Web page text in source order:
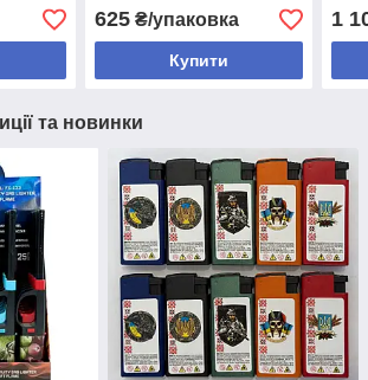
625₴/упаковка
Купити
1
та новинки